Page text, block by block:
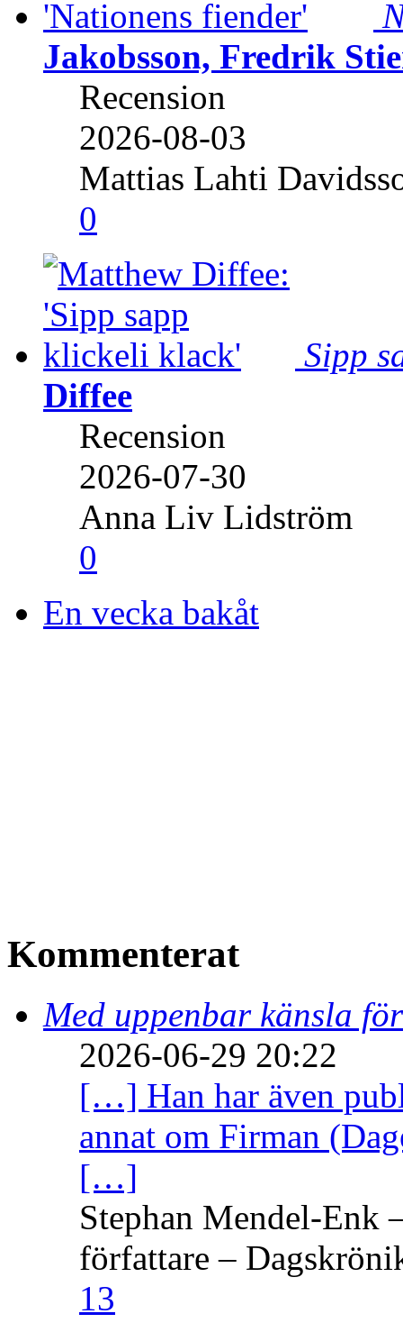
Jakobsson, Fredrik
Recension
2026-08-03
Mattias Lahti
0
Sipp
Diffee
Recension
2026-07-30
Anna Liv Lidström
0
En vecka bakåt
Kommenterat
Med uppenbar känsla
2026-06-29 20:22
[…] Han har även
annat om Firman
[…]
Stephan Mendel-Enk
författare –
13